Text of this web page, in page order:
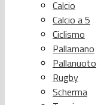
Calcio
Calcio a 5
Ciclismo
Pallamano
Pallanuoto
Rugby
Scherma